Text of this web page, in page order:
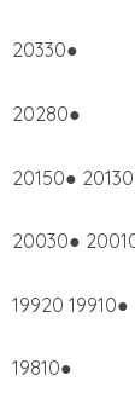
20330●
20280●
20150●
20030●
19920 19910●
19810●